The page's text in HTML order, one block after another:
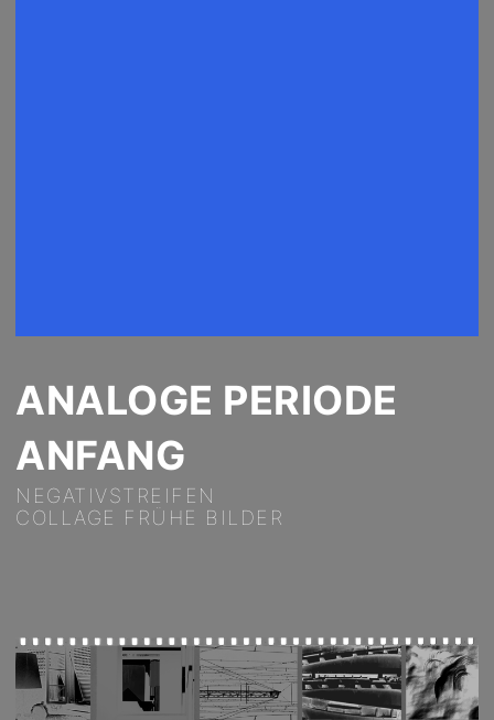
ANALOGE PERIODE
ANFANG
NEGATIVSTREIFEN
COLLAGE FRÜHE BILDER